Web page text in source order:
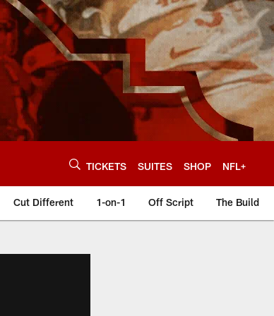
TICKETS SUITES SHOP NFL+
Cut Different 1-on-1 Off Script The Build